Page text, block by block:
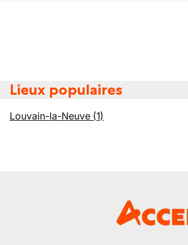
Lieux populaires
Louvain-la-Neuve (1)